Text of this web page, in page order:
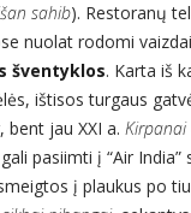
sahib). Restoranų
nuolat rodomi
šventyklos. Karta iš
ištisos turgaus
bent jau XXI a. Kirpanai
pasiimti į “Air India”
į plaukus po